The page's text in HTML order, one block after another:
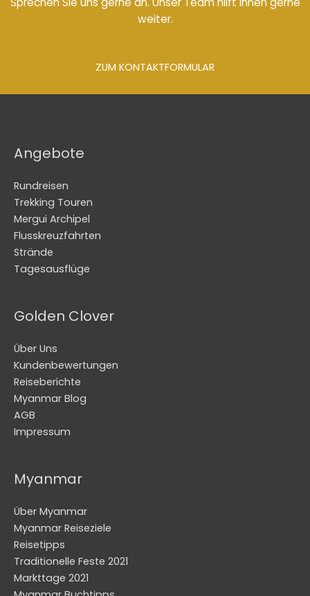
weiter.
ZUM KONTAKTFORMULAR
Angebote
Rundreisen
Trekking Touren
Mergui Archipel
Flusskreuzfahrten
Strände
Tagesausflüge
Golden Clover
Über Uns
Kundenbewertungen
Reiseberichte
Myanmar Blog
AGB
Impressum
Myanmar
Über Myanmar
Myanmar Reiseziele
Reisetipps
Traditionelle Feste 2021
Markttage 2021